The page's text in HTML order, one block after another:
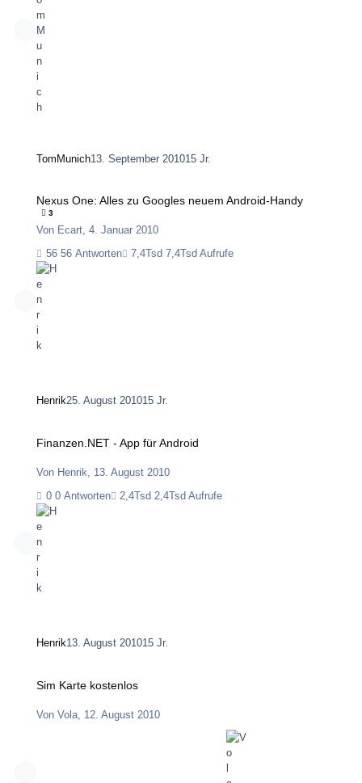
TomMunich13. September 201015 Jr.
Nexus One: Alles zu Googles neuem Android-Handy
3
Von Ecart, 4. Januar 2010
56 Antworten
7,4Tsd Aufrufe
Henrik25. August 201015 Jr.
Finanzen.NET - App für Android
Von Henrik, 13. August 2010
0 Antworten
2,4Tsd Aufrufe
Henrik13. August 201015 Jr.
Sim Karte kostenlos
Von Vola, 12. August 2010